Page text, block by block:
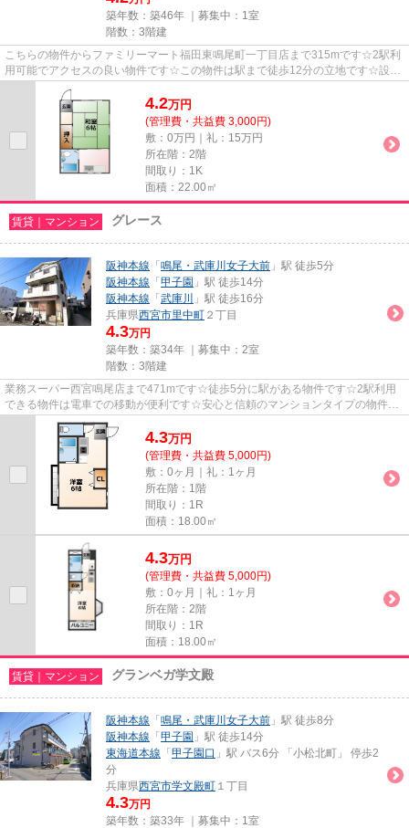
築年数：築46年 ｜募集中： 1室
階数：3階建
こちらの物件からファミリーマート福田東鳴尾町一丁目店まで315mです☆2駅利
用可能でアクセスの良い物件です☆この物件は駅まで徒歩12分の立地です☆設備
4.2万円
(管理費・共益費 3,000円)
敷：0万円｜礼：15万円
所在階：2階
間取り：1K
面積：22.00㎡
賃貸｜マンション グレース
阪神本線 「 鳴尾・武庫川女子大前 」駅 徒歩5分
阪神本線 「 甲子園 」駅 徒歩14分
阪神本線 「 武庫川
」駅 徒歩16分
兵庫県西宮市里中町 ２丁目
4.3万円
築年数：築34年 ｜募集中： 2室
階数：3階建
業務スーパー西宮鳴尾店まで471mです☆徒歩5分に駅がある物件です☆2駅利用
できる物件は電車での移動が便利です☆安心と信頼のマンションタイプの物件☆
西宮市エリアと阪神本線鳴尾・武庫...
4.3万円
(管理費・共益費 5,000円)
敷：0ヶ月｜礼：1ヶ月
所在階：1階
間取り：1R
面積：18.00㎡
4.3万円
(管理費・共益費 5,000円)
敷：0ヶ月｜礼：1ヶ月
所在階：2階
間取り：1R
面積：18.00㎡
賃貸｜マンション グランベガ学文殿
阪神本線 「 鳴尾・武庫川女子大前 」駅 徒歩8分
阪神本線 「 甲子園 」駅 徒歩14分
東海道本線 「 甲子園口 」駅 バス6分 「小松北町」 停歩2
分
兵庫県西宮市学文殿町 １丁目
4.3万円
築年数：築33年 ｜募集中： 1室